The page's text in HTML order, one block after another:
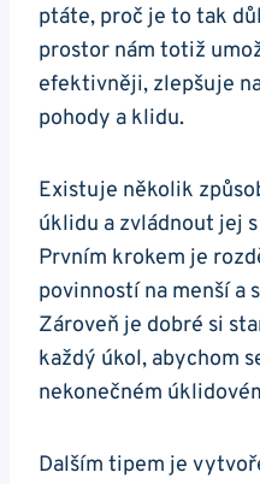
ptáte, proč je to tak
prostor nám totiž
efektivněji, zlepšuje
pohody a klidu.
Existuje několik
úklidu a zvládnout jej
Prvním krokem je
povinností na menší a
Zároveň je dobré si
každý úkol, abychom
nekonečném
Dalším tipem je